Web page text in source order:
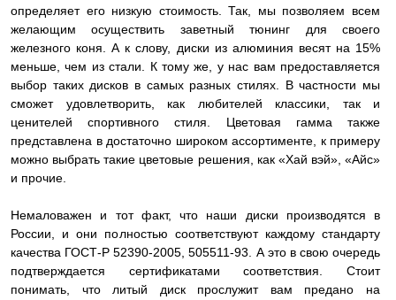
определяет его низкую стоимость. Так, мы позволяем всем
желающим осуществить заветный тюнинг для своего
железного коня. А к слову, диски из алюминия весят на 15%
меньше, чем из стали. К тому же, у нас вам предоставляется
выбор таких дисков в самых разных стилях. В частности мы
сможет удовлетворить, как любителей классики, так и
ценителей спортивного стиля. Цветовая гамма также
представлена в достаточно широком ассортименте, к примеру
можно выбрать такие цветовые решения, как «Хай вэй», «Айс»
и прочие.
Немаловажен и тот факт, что наши диски производятся в
России, и они полностью соответствуют каждому стандарту
качества ГОСТ-Р 52390-2005, 505511-93. А это в свою очередь
подтверждается сертификатами соответствия. Стоит
понимать, что литый диск прослужит вам предано на